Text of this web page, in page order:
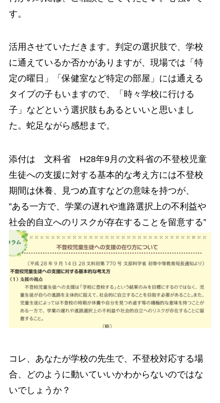
す。
活用させていただきます。判定の選択肢で、学校
に通えているか否かがありますが、現場では「特
定の曜日」「保健室など特定の部屋」には通える
タイプの子もいますので、「時々学校に行ける
子」などという選択肢もあるといいと思いまし
た。蛇足ながら感想まで。
添付は 文科省 H28年9月の文科省の不登校児童
生徒への支援に対する基本的な考え方には不登校
期間は休養、見つめ直すなどの意味を持つが、
”ある一方で、学業の遅れや進路選択上の不利益や
社会的自立へのリスクが存在することを留意する”
コレ、あなたが学校の先生で、不登校対応する場
合、どのように動いていいかわからないのではな
いでしょうか？